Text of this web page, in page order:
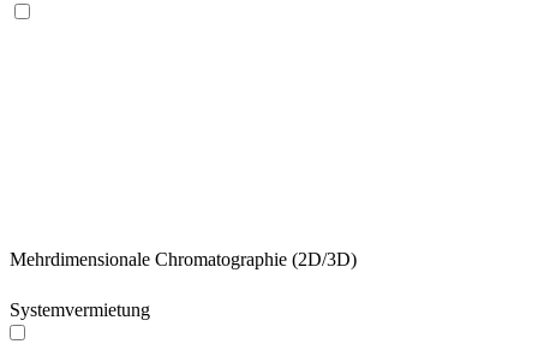
Mehrdimensionale Chromatographie (2D/3D)
Systemvermietung